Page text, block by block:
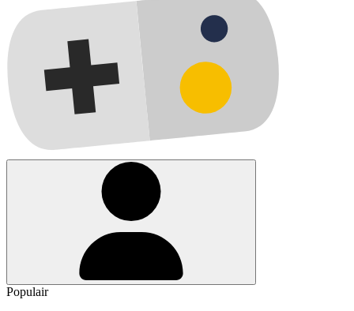
Populair